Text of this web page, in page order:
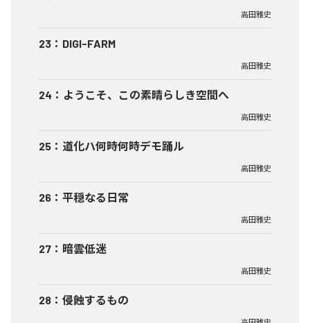
高田雅史
23 ： DIGI-FARM
高田雅史
24 ： ようこそ、この素晴らしき空間へ
高田雅史
25 ： 道化ハ何時何時デモ踊ル
高田雅史
26 ： 平穏なる日常
高田雅史
27 ： 暗雲低迷
高田雅史
28 ： 侵蝕するもの